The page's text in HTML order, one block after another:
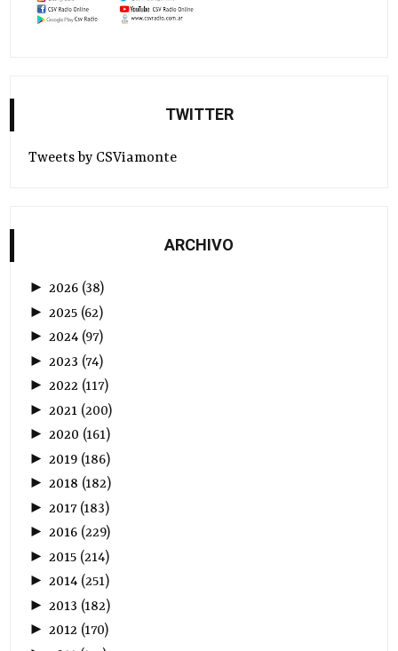
TWITTER
Tweets by CSViamonte
ARCHIVO
►2026 (38)
► 2025 (62)
►2024 (97)
► 2023 (74)
►2022 (117)
► 2021 (200)
►2020 (161)
► 2019 (186)
►2018 (182)
► 2017(183)
►2016 (229)
► 2015 (214)
►2014 (251)
► 2013 (182)
►2012 (170)